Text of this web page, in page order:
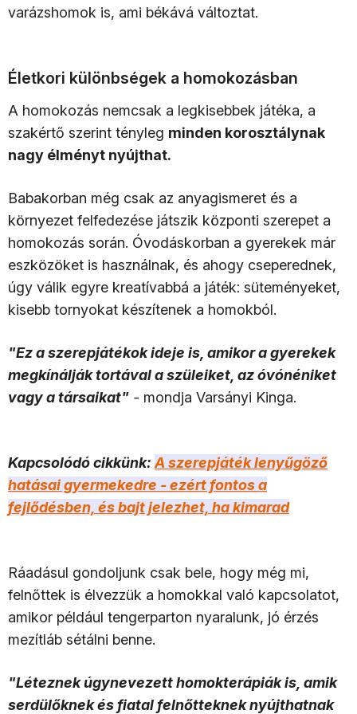
varázshomok is, ami békává változtat.
Életkori különbségek a homokozásban
A homokozás nemcsak a legkisebbek játéka, a
szakértő szerint tényleg minden korosztálynak
nagy élményt nyújthat.
Babakorban még csak az anyagismeret és a
környezet felfedezése játszik központi szerepet a
homokozás során. Óvodáskorban a gyerekek már
eszközöket is használnak, és ahogy cseperednek,
úgy válik egyre kreatívabbá a játék: süteményeket,
kisebb tornyokat készítenek a homokból.
"Ez a szerepjátékok ideje is, amikor a gyerekek
megkínálják tortával a szüleiket, az óvónéniket
vagy a társaikat" - mondja Varsányi Kinga.
Kapcsolódó cikkünk: A szerepjáték lenyűgöző
hatásai gyermekedre - ezért fontos a
fejlődésben, és bajt jelezhet, ha kimarad
Ráadásul gondoljunk csak bele, hogy még mi,
felnőttek is élvezzük a homokkal való kapcsolatot,
amikor például tengerparton nyaralunk, jó érzés
mezítláb sétálni benne.
"Léteznek úgynevezett homokterápiák is, amik
serdülőknek és fiatal felnőtteknek nyújthatnak